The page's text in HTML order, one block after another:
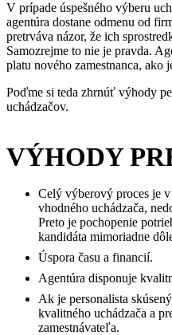
V prípade úspešného výberu
agentúra dostane odmenu od
pretrváva názor, že ich
Samozrejme to nie je pravda.
platu nového zamestnanca, ako
Poďme si teda zhrnúť výhody
uchádzačov.
VÝHODY
Celý výberový proces je
vhodného uchádzača,
Preto je pochopenie
kandidáta mimoriadne
Úspora času a financií.
Agentúra disponuje
Ak je personalista
kvalitného uchádzača a
zamestnávateľa.